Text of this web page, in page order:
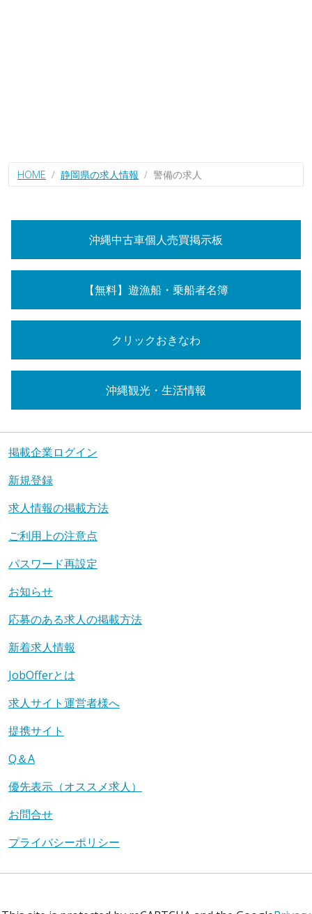
HOME 静岡県の求人情報 警備の求人
沖縄中古車個人売買掲示板
【無料】遊漁船・乗船者名簿
クリックおきなわ
沖縄観光・生活情報
掲載企業ログイン
新規登録
求人情報の掲載方法
ご利用上の注意点
パスワード再設定
お知らせ
応募のある求人の掲載方法
新着求人情報
JobOfferとは
求人サイト運営者様へ
提携サイト
Q＆A
優先表示（オススメ求人）
お問合せ
プライバシーポリシー